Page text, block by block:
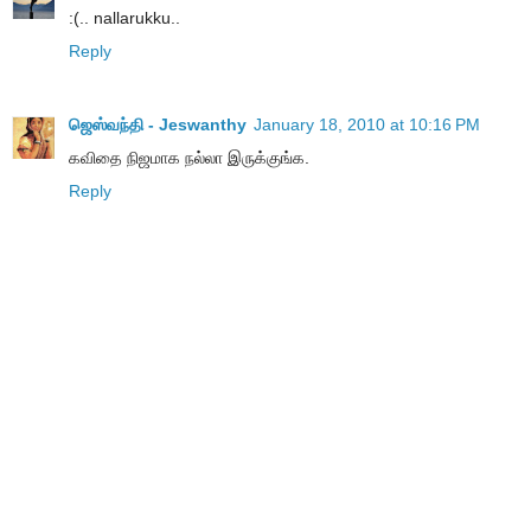
:(.. nallarukku..
Reply
ஜெஸ்வந்தி - Jeswanthy January 18, 2010 at 10:16 PM
கவிதை நிஜமாக நல்லா இருக்குங்க.
Reply